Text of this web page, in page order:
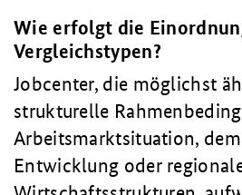
Wie erfolgt die
Vergleichstypen?
Jobcenter, die möglichst
strukturelle
Arbeitsmarktsituation,
Entwicklung oder